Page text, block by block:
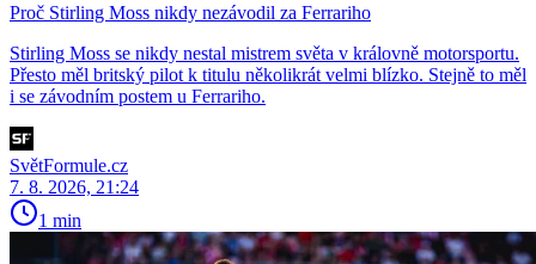
Proč Stirling Moss nikdy nezávodil za Ferrariho
Stirling Moss se nikdy nestal mistrem světa v královně motorsportu.
Přesto měl britský pilot k titulu několikrát velmi blízko. Stejně to měl
i se závodním postem u Ferrariho.
SvětFormule.cz
7. 8. 2026, 21:24
1 min